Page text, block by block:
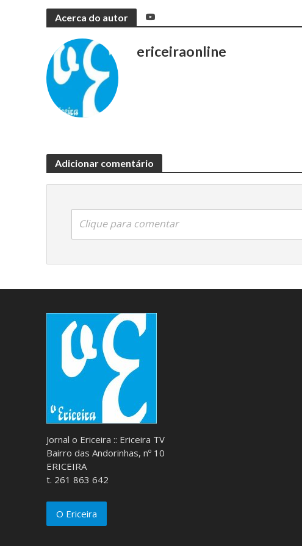
Acerca do autor
ericeiraonline
Adicionar comentário
Clique para comentar
Jornal o Ericeira :: Ericeira TV
Bairro das Andorinhas, nº 10
ERICEIRA
t. 261 863 642
O Ericeira